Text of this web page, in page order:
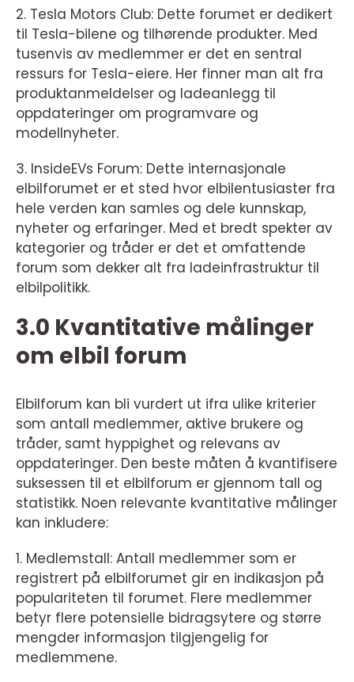
2. Tesla Motors Club: Dette forumet er dedikert
til Tesla-bilene og tilhørende produkter. Med
tusenvis av medlemmer er det en sentral
ressurs for Tesla-eiere. Her finner man alt fra
produktanmeldelser og ladeanlegg til
oppdateringer om programvare og
modellnyheter.
3. InsideEVs Forum: Dette internasjonale
elbilforumet er et sted hvor elbilentusiaster fra
hele verden kan samles og dele kunnskap,
nyheter og erfaringer. Med et bredt spekter av
kategorier og tråder er det et omfattende
forum som dekker alt fra ladeinfrastruktur til
elbilpolitikk.
3.0 Kvantitative målinger
om elbil forum
Elbilforum kan bli vurdert ut ifra ulike kriterier
som antall medlemmer, aktive brukere og
tråder, samt hyppighet og relevans av
oppdateringer. Den beste måten å kvantifisere
suksessen til et elbilforum er gjennom tall og
statistikk. Noen relevante kvantitative målinger
kan inkludere:
1. Medlemstall: Antall medlemmer som er
registrert på elbilforumet gir en indikasjon på
populariteten til forumet. Flere medlemmer
betyr flere potensielle bidragsytere og større
mengder informasjon tilgjengelig for
medlemmene.